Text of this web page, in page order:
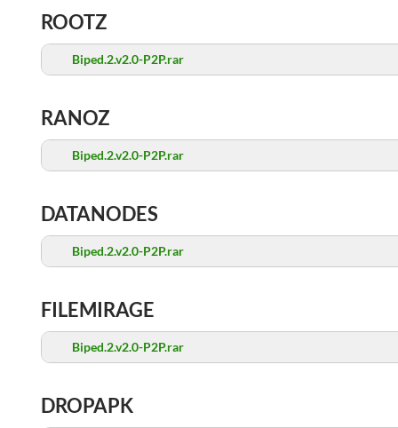
ROOTZ
Biped.2.v2.0-P2P.rar
RANOZ
Biped.2.v2.0-P2P.rar
DATANODES
Biped.2.v2.0-P2P.rar
FILEMIRAGE
Biped.2.v2.0-P2P.rar
DROPAPK